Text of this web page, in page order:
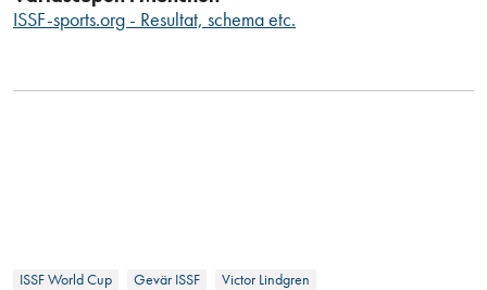
ISSF-sports.org - Resultat, schema etc.
ISSF World Cup Gevär ISSF Victor Lindgren